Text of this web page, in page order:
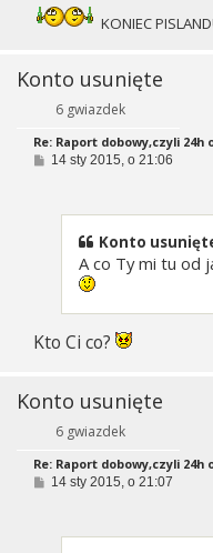
KONIEC
Konto usunięte
6 gwiazdek
Re: Raport dobowy,czyli 24h
P14 sty 2015, o 21:06
Konto
A co Ty mi tu od
Kto Ci co?
Konto usunięte
6 gwiazdek
Re: Raport dobowy,czyli 24h
P14 sty 2015, o 21:07